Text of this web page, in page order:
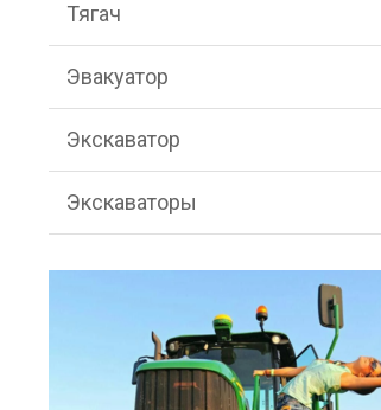
Тягач
Эвакуатор
Экскаватор
Экскаваторы